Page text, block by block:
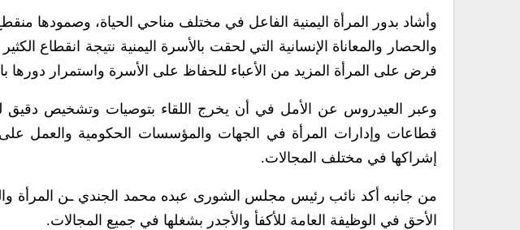
وأشاد بدور المرأة اليمنية الفاعل في مختلف مناحي الحياة، وصمودها
والحصار والمعاناة الإنسانية التي لحقت بالأسرة اليمنية نتيجة انقطاع
فرض على المرأة المزيد من الأعباء للحفاظ على الأسرة واستمرار دورها
وعبر العيدروس عن الأمل في أن يخرج اللقاء بتوصيات وتشخيص دقيق
قطاعات وإدارات المرأة في الجهات والمؤسسات الحكومية والعمل على
إشراكها في مختلف المجالات.
من جانبه أكد نائب رئيس مجلس الشورى عبده محمد الجندي ـن المرأة
الأحق في الوظيفة العامة للأكفأ والأجدر بشغلها في جميع المجالات.